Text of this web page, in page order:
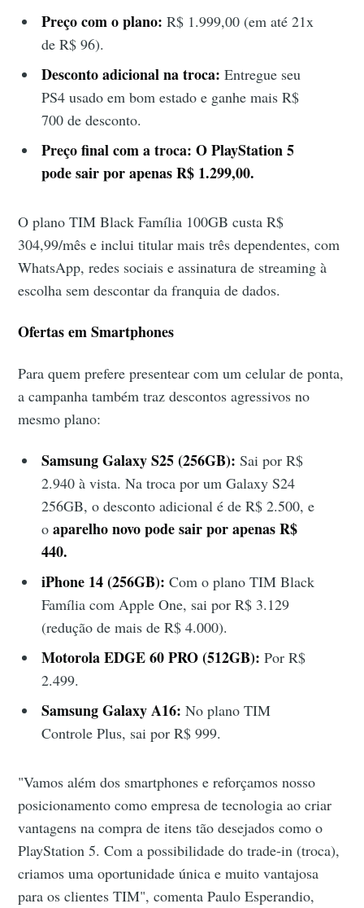
Preço com o plano: R$ 1.999,00 (em até 21x
de R$ 96).
Desconto adicional na troca: Entregue seu
PS4 usado em bom estado e ganhe mais R$
700 de desconto.
Preço final com a troca: O PlayStation 5
pode sair por apenas R$ 1.299,00.
O plano TIM Black Família 100GB custa R$
304,99/mês e inclui titular mais três dependentes, com
WhatsApp, redes sociais e assinatura de streaming à
escolha sem descontar da franquia de dados.
Ofertas em Smartphones
Para quem prefere presentear com um celular de ponta,
a campanha também traz descontos agressivos no
mesmo plano:
Samsung Galaxy S25 (256GB): Sai por R$
2.940 à vista. Na troca por um Galaxy S24
256GB, o desconto adicional é de R$ 2.500, e
oaparelho novo pode sair por apenas R$
440.
iPhone 14 (256GB): Com o plano TIM Black
Família com Apple One, sai por R$ 3.129
(redução de mais de R$ 4.000).
Motorola EDGE 60 PRO (512GB): Por R$
2.499.
Samsung Galaxy A16: No plano TIM
Controle Plus, sai por R$ 999.
"Vamos além dos smartphones e reforçamos nosso
posicionamento como empresa de tecnologia ao criar
vantagens na compra de itens tão desejados como o
PlayStation 5. Com a possibilidade do trade-in (troca),
criamos uma oportunidade única e muito vantajosa
para os clientes TIM", comenta Paulo Esperandio,